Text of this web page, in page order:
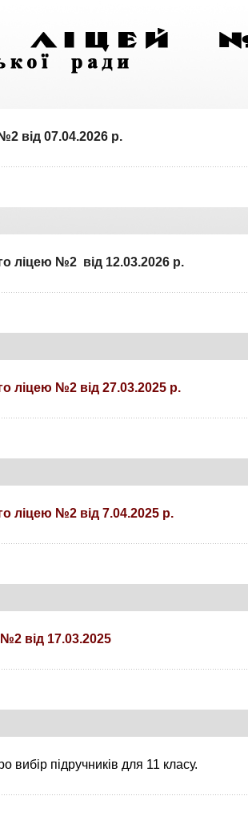
від 07.04.2026 р.
ліцею №2 від 12.03.2026 р.
ліцею №2 від 27.03.2025 р.
ліцею №2 від 7.04.2025 р.
від 17.03.2025
підручників для 11 класу.